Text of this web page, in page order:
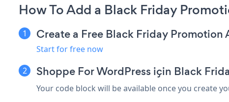
How To Add a Black Friday
Create a Free Black Friday Promotion
Start for free now
Shoppe For WordPress için Black
Your code block will be available once you create